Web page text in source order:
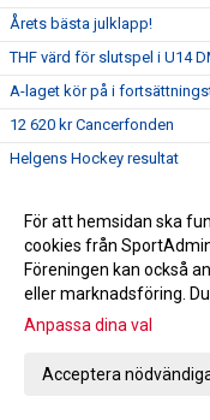
Årets bästa julklapp!
THF värd för slutspel i U14
A-laget kör på i
12 620 kr Cancerfonden
Helgens Hockey resultat
Vinstlista Trissbolaget 28/11
Helgens Hockey resultat
Påminnelse om
Trissbolaget 2017_Höst/
Hämtning av beställt toa/
För att hemsidan ska
cookies från
Föreningen kan också
eller marknadsföring.
Anpassa dina val
Acceptera